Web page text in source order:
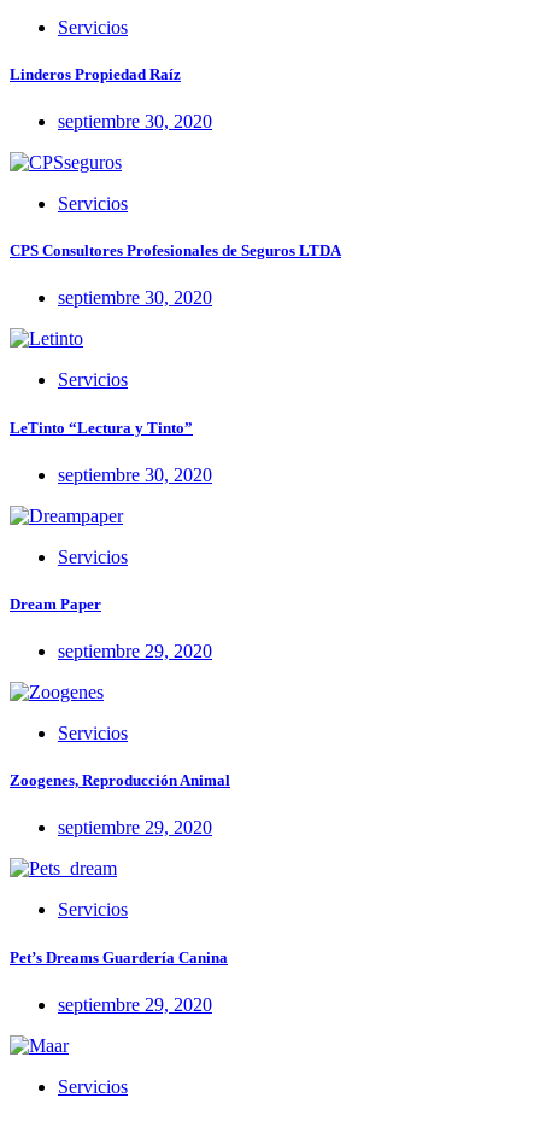
Servicios
Linderos Propiedad Raíz
septiembre 30, 2020
Servicios
CPS Consultores Profesionales de Seguros LTDA
septiembre 30, 2020
Servicios
LeTinto “Lectura y Tinto”
septiembre 30, 2020
Servicios
Dream Paper
septiembre 29, 2020
Servicios
Zoogenes, Reproducción Animal
septiembre 29, 2020
Servicios
Pet’s Dreams Guardería Canina
septiembre 29, 2020
Servicios